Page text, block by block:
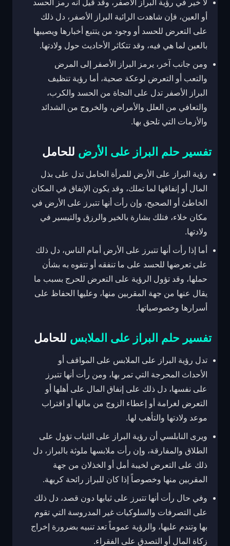
لا خير في رؤية البراز الأصفر، وقد قيل أنه رمز الحسد
أو العين، فإن شاهدت الرائية البراز الأصفر، دل ذلك
على التعرض للحسد أو وجود من يتتبع أخبارها ويصيبها
بالعين لما هي فيه، وقد تتكاثر الأحاديث حول ولادتها.
ومن جانب آخر، يرمز البراز الأصفر إلى المرض
والتعب أو التعرض لوعكة صحية، أما رؤية تنظيف
البراز الأصفر تدل على النجاة من الحسد والكرب،
والتعافي من العلل والأمراض، والخروج من الشدائد
والأزمات التي تلحق بها.
تفسير حلم البراز على الأرض للحامل
رؤية البراز على الأرض للمرأة الحامل تدل على بذل
المال أو إنفاقها لما تملك، وقد يكون الإنفاق في المكان
الخاطئ أو الصحيح، وإن رأت أنها تتبرز على الأرض في
مكان خلاء، فتلك بشارة بالخير والرزق والتيسير في
ولادتها.
أما إذا رأت أنها تتبرز على الأرض أمام الناس، دل ذلك
على تعرضها للحسد على ما تنفقه أو تتفوه به بشأن
حملها، وقد تؤول الرؤية على التعرض للحرج بسبب ما
يقال عنها من جهة المقربين منها، وعليها الحفاظ على
أسرارها وخصوصياتها.
تفسير حلم البراز على الملابس للحامل
تدل رؤية البراز على الملابس على المواقف أو
الأحداث المحرجة التي تمر بها، ومن رأت أنها تتبرز
على نفسها، دل ذلك على إنفاق المال على أهلها أو
التعرض لغرامة أو إعطاء الزوج من مالها أو اقتراب
موعد ولادتها والتأهب لها.
ويرى النابلسي أن رؤية البراز على الثياب تؤول على
الطلاق والمفارقة، وإن رأت ملابسها ملوثة بالبراز، دل
ذلك على التعرض لخيبة أمل أو الخذلان من جهة
المقربين منها وخصوصاً إذا كان للبراز رائحة كريهة.
وفي حال رأت أنها تتبرز على ثيابها دون قصد، دل ذلك
على التصرفات والسلوكيات غير المدروسة التي تقوم
بها وتندم عليها، والرؤية عموماً تعد تنبيه بضرورة إخراج
زكاة المال أو التصدق على الفقراء.